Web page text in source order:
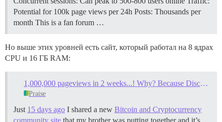
Potential for 100k page views per 24h Posts: Thousands per
month This is a fan forum …
Но выше этих уровней есть сайт, который работал на 8 ядрах
CPU и 16 ГБ RAM:
1,000,000 pageviews in 2 weeks...! Why? Because Discourse.
Praise
Just 15 days ago I shared a new Bitcoin and Cryptocurrency
community site that my brother was putting together and it’s